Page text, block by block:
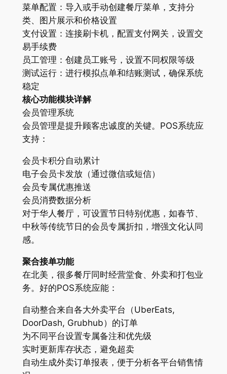
菜单配置：导入或手动创建餐厅菜单，支持分
类、图片展示和价格设置
支付设置：连接刷卡机，配置支付网关，设置交
易手续费
员工管理：创建员工账号，设置不同权限等级
测试运行：进行模拟点单和结账测试，确保系统
稳定
核心功能模块详解
会员管理系统
会员管理是提升顾客忠诚度的关键。POS系统应
支持：
会员卡积分自动累计
电子会员卡发放（通过微信或短信）
会员专属优惠推送
会员消费数据分析
对于华人餐厅，可设置节日特别优惠，如春节、
中秋等传统节日的会员专属折扣，增强文化认同
感。
聚合接单功能
在北美，很多餐厅同时经营堂食、外卖和打包业
务。好的POS系统应能：
自动整合来自各大外卖平台（UberEats,
DoorDash, Grubhub）的订单
为不同平台设置专属备注和优先级
实时更新库存状态，避免超卖
自动生成外卖订单报表，便于分析各平台销售情